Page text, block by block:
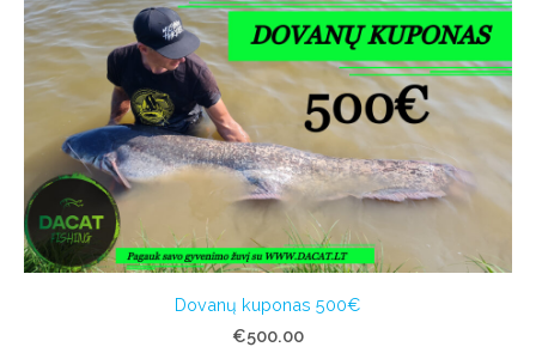
Dovanų kuponas 500€
€500.00